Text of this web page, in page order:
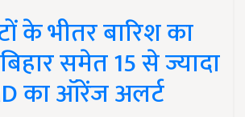
के भीतर बारिश का
समेत 15 से ज्यादा
का ऑरेंज अलर्ट